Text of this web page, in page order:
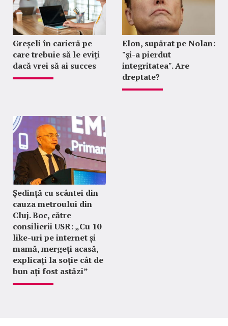
Greșeli în carieră pe
care trebuie să le eviți
dacă vrei să ai succes
Elon, supărat pe Nolan:
"şi-a pierdut
integritatea". Are
dreptate?
Ședință cu scântei din
cauza metroului din
Cluj. Boc, către
consilierii USR: „Cu 10
like-uri pe internet și
mamă, mergeți acasă,
explicați la soție cât de
bun ați fost astăzi”